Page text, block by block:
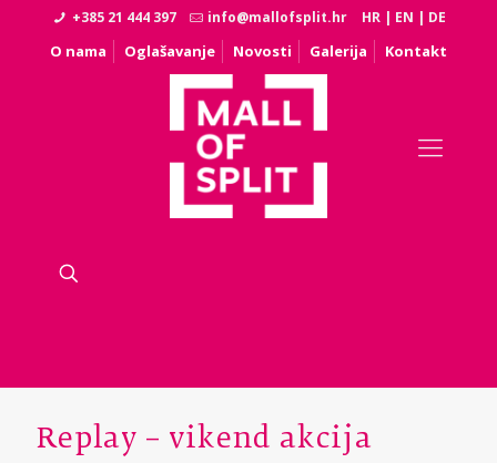
+385 21 444 397 info@mallofsplit.hr HR | EN | DE
O nama Oglašavanje Novosti Galerija Kontakt
Replay – vikend akcija